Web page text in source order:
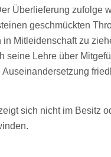
Überlieferung zufolge
geschmückten
Mitleidenschaft zu
seine Lehre über
sich nicht im Besitz